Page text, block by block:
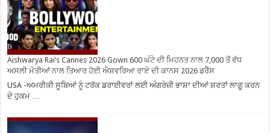
Aishwarya Rai’s Cannes 2026 Gown 600 ਘੰਟੇ ਦੀ ਮਿਹਨਤ ਨਾਲ 7,000 ਤੋਂ ਵੱਧ
ਅਸਲੀ ਮੋਤੀਆਂ ਨਾਲ ਤਿਆਰ ਹੋਈ ਐਸ਼ਵਰਿਆ ਰਾਏ ਦੀ ਕਾਨਸ 2026 ਡਰੈੱਸ
USA -ਅਮਰੀਕੀ ਸੂਬਿਆਂ ਨੂੰ ਟਰੱਕ ਡਰਾਈਵਰਾਂ ਲਈ ਅੰਗਰੇਜ਼ੀ ਭਾਸ਼ਾ ਦੀਆਂ ਸ਼ਰਤਾਂ ਲਾਗੂ ਕਰਨ
ਦੇ ਹੁਕਮ …